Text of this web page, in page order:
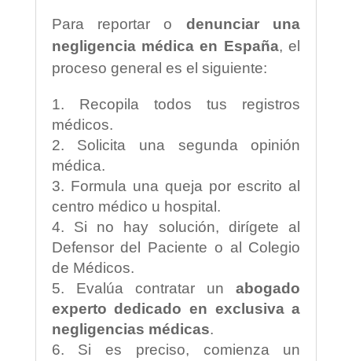
Para reportar o denunciar una
negligencia médica en España, el
proceso general es el siguiente:
Recopila todos tus registros
médicos.
Solicita una segunda opinión
médica.
Formula una queja por escrito al
centro médico u hospital.
Si no hay solución, dirígete al
Defensor del Paciente o al Colegio
de Médicos.
Evalúa contratar unabogado
experto dedicado en exclusiva a
negligencias médicas.
Si es preciso, comienza un